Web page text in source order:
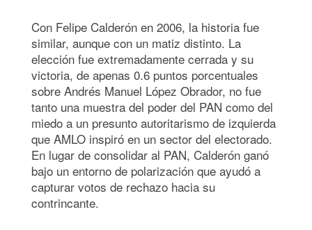
Con Felipe Calderón en 2006, la historia fue
similar, aunque con un matiz distinto. La
elección fue extremadamente cerrada y su
victoria, de apenas 0.6 puntos porcentuales
sobre Andrés Manuel López Obrador, no fue
tanto una muestra del poder del PAN como del
miedo a un presunto autoritarismo de izquierda
que AMLO inspiró en un sector del electorado.
En lugar de consolidar al PAN, Calderón ganó
bajo un entorno de polarización que ayudó a
capturar votos de rechazo hacia su
contrincante.